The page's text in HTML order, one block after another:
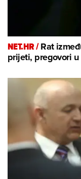
NET.HR /Rat
prijeti, pregovori